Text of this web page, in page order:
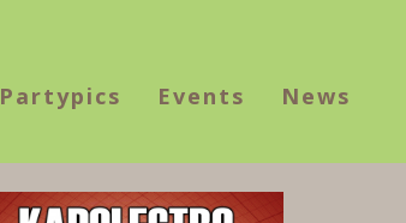
Partypics Events News